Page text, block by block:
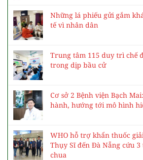
Những lá phiếu gửi gắm
tế vì nhân dân
Trung tâm 115 duy trì chế
trong dịp bầu cử
Cơ sở 2 Bệnh viện Bạch
hành, hướng tới mô hình
WHO hỗ trợ khẩn thuốc
Thụy Sĩ đến Đà Nẵng cứu 3
chua